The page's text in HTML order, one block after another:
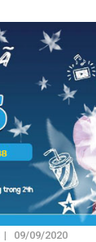
| 09/09/2020